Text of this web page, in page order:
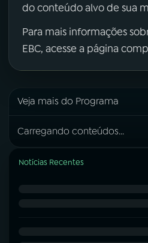
do conteúdo alvo de sua
Para mais informações
EBC, acesse a página
Veja mais do Programa
Carregando conteúdos...
Notícias Recentes